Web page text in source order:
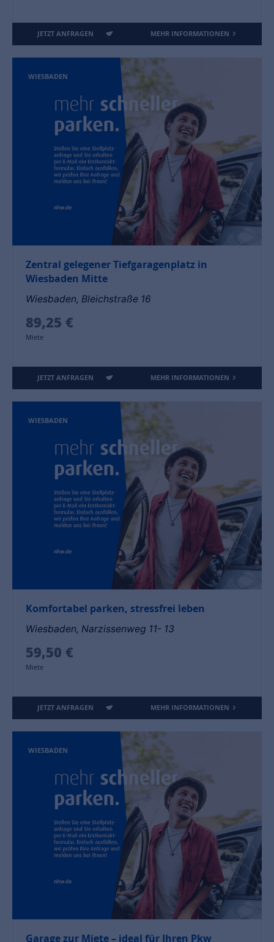
JETZT ANFRAGEN MEHR INFORMATIONEN
WIESBADEN
Zentral gelegener Tiefgaragenplatz in
Wiesbaden Mitte
Wiesbaden, Bleichstraße 16
89,25 €
Miete
JETZT ANFRAGEN MEHR INFORMATIONEN
WIESBADEN
Komfortabel parken, stressfrei leben
Wiesbaden, Narzissenweg 11- 13
59,50 €
Miete
JETZT ANFRAGEN MEHR INFORMATIONEN
WIESBADEN
Garage zur Miete – ideal für Ihren Pkw